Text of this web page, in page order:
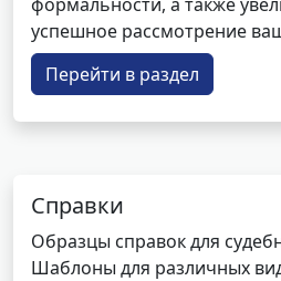
успешное рассмотрение
Перейти в раздел
Справки
Образцы справок для
Шаблоны для различных